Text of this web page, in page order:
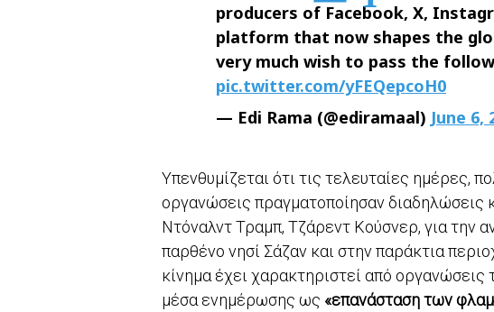
producers of Facebook, X,
platform that now shapes the
very much wish to pass the
pic.twitter.com/yFEQepcoH0
— Edi Rama (@ediramaal) June 6,
Υπενθυμίζεται ότι τις τελευταίες ημέρες,
οργανώσεις πραγματοποίησαν διαδηλώσεις
Ντόναλντ Τραμπ, Τζάρεντ Κούσνερ, για την
παρθένο νησί Σάζαν και στην παράκτια
κίνημα έχει χαρακτηριστεί από οργανώσεις
μέσα ενημέρωσης ως «επανάσταση των